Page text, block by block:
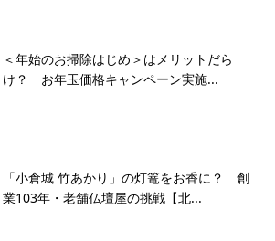
＜年始のお掃除はじめ＞はメリットだら
け？ お年玉価格キャンペーン実施...
「小倉城 竹あかり」の灯篭をお香に？ 創
業103年・老舗仏壇屋の挑戦【北...